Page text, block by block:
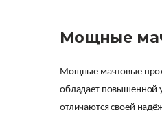
Мощные
Мощные мачтовые
обладает повышенной
отличаются своей